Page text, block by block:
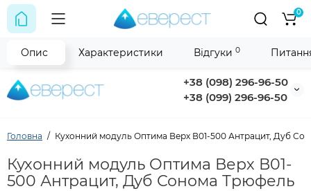
+38 (098) 296-96-50
+38 (099) 296-96-50
0
Головна Кухонний модуль Оптима Верх В01-500 Антрацит, Дуб
Кухонний модуль Оптима Верх В01-
500 Антрацит, Дуб Сонома Трюфель
Опис Характеристики Відгуки 0